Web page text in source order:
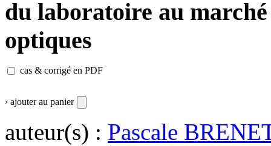
du laboratoire au
optiques
cas & corrigé en PDF
› ajouter au panier
auteur(s) : Pascale